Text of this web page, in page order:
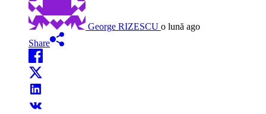
George RIZESCU o lună ago
Share